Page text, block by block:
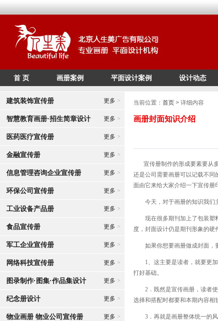
/* */
首 页 画册案例 平面设计案例 设计动态
建筑装饰宣传册 更多 >
智慧教育画册·招生简章设计 更多 >
医药医疗宣传册 更多 >
金融宣传册 更多 >
信息管理咨询企业宣传册 更多 >
环保公司宣传册 更多 >
工业设备产品册 更多 >
食品宣传册 更多 >
军工企业宣传册 更多 >
网络科技宣传册 更多 >
图录制作·图集·作品集设计 更多 >
纪念册设计 更多 >
物业画册 物业公司宣传册 更多 >
当前位置： 首页 > 详细内容
画册封面知识介绍
宣传册制作的形成要素要从多
还是公司需要画册可以记载不同
面由它来给大家介绍一下宣传册
今天，对于画册的知识我们
现在很多期刊加上了包装塑料
度，封面设计仍是期刊形象的硬
如果你想要画册做成封面，
1、这主要是读者，就要更加
打好基础。
2．既然是宣传画册，读者使
选择和搭配时都要和本期内容相
3．再就是画册整体统一的风